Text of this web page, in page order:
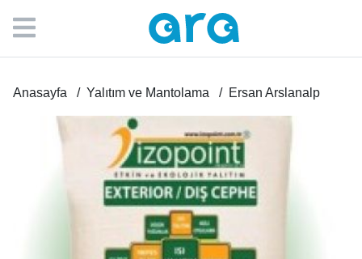
Anasayfa Yalıtım ve Mantolama Ersan Arslanalp